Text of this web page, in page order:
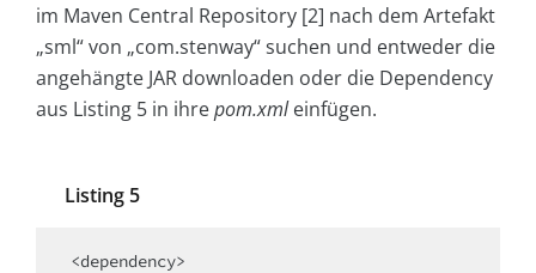
im Maven Central Repository [2] nach dem Artefakt
„sml“ von „com.stenway“ suchen und entweder die
angehängte JAR downloaden oder die Dependency
aus Listing 5 in ihrepom.xmleinfügen.
Listing 5
<dependency>